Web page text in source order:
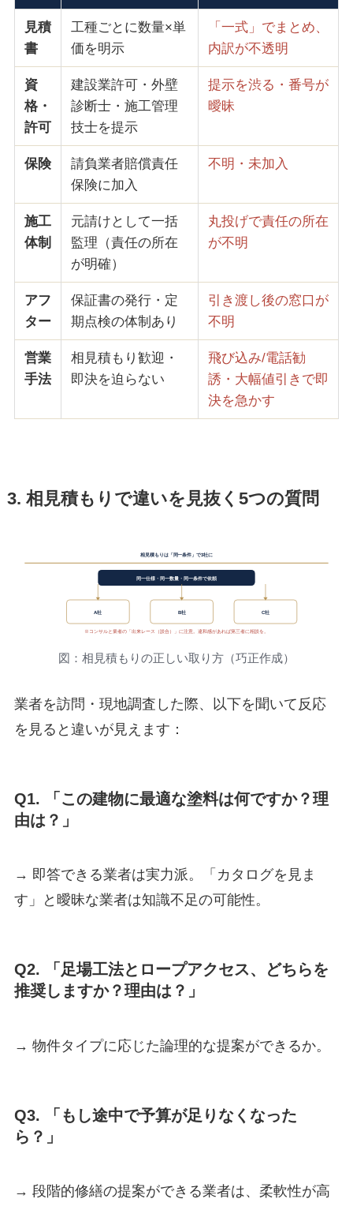
見積
書
工種ごとに数量×単
価を明示
「一式」でまとめ、
内訳が不透明
資
格・
許可
建設業許可・外壁
診断士・施工管理
技士を提示
提示を渋る・番号が
曖昧
保険
請負業者賠償責任
保険に加入
不明・未加入
施工
体制
元請けとして一括
監理（責任の所在
が明確）
丸投げで責任の所在
が不明
アフ
ター
保証書の発行・定
期点検の体制あり
引き渡し後の窓口が
不明
営業
手法
相見積もり歓迎・
即決を迫らない
飛び込み/電話勧
誘・大幅値引きで即
決を急かす
3. 相見積もりで違いを見抜く5つの質問
相見積もりは「同一条件」で3社に
同一仕様・同一数量・同一条件で依頼
A社 B社 C社
※コンサルと業者の「出来レース（談合）」に注意。違和感があれば第三者に相談を。
図：相見積もりの正しい取り方（巧正作成）
業者を訪問・現地調査した際、以下を聞いて反応
を見ると違いが見えます：
Q1. 「この建物に最適な塗料は何ですか？理
由は？」
→ 即答できる業者は実力派。「カタログを見ま
す」と曖昧な業者は知識不足の可能性。
Q2. 「足場工法とロープアクセス、どちらを
推奨しますか？理由は？」
→ 物件タイプに応じた論理的な提案ができるか。
Q3. 「もし途中で予算が足りなくなった
ら？」
→ 段階的修繕の提案ができる業者は、柔軟性が高